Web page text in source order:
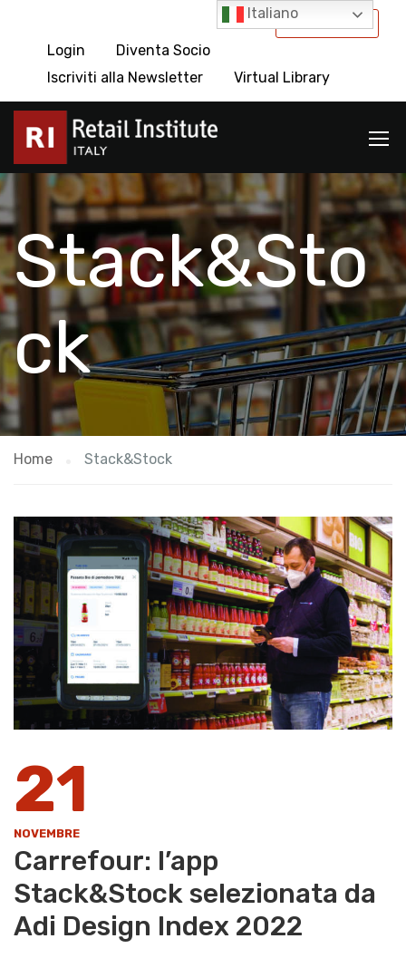
International
Login
Diventa Socio
Iscriviti alla Newsletter
Virtual Library
Stack&Sto
ck
Home Stack&Stock
21
NOVEMBRE
Carrefour: l’app
Stack&Stock selezionata da
Adi Design Index 2022
Italiano